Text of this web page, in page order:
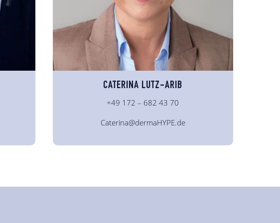
CATERINA LUTZ-ARIB
+49 172 – 682 43 70
Caterina@dermaHYPE.de